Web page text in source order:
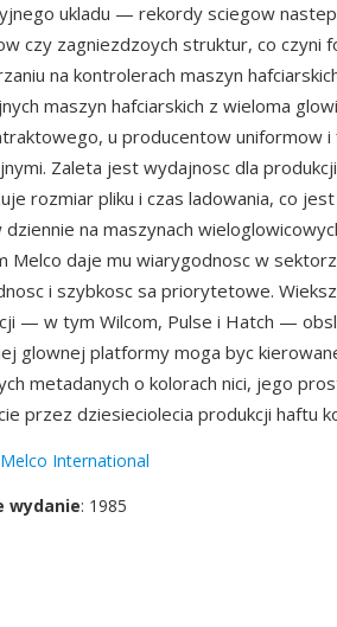
ukladu — rekordy sciegow
czy zagniezdzoych struktur, co czyni
na kontrolerach maszyn
maszyn hafciarskich z wieloma
u producentow uniformow
Zaleta jest wydajnosc dla
rozmiar pliku i czas ladowania, co
na maszynach
Melco daje mu wiarygodnosc w
i szybkosc sa priorytetowe.
— w tym Wilcom, Pulse i Hatch —
glownej platformy moga byc
metadanych o kolorach nici, jego
przez dziesieciolecia produkcji haftu
Melco International
wydanie: 1985